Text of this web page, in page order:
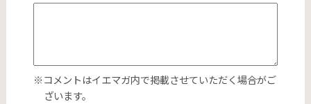
※コメントはイエマガ内で掲載させていただく場合がご
ざいます。